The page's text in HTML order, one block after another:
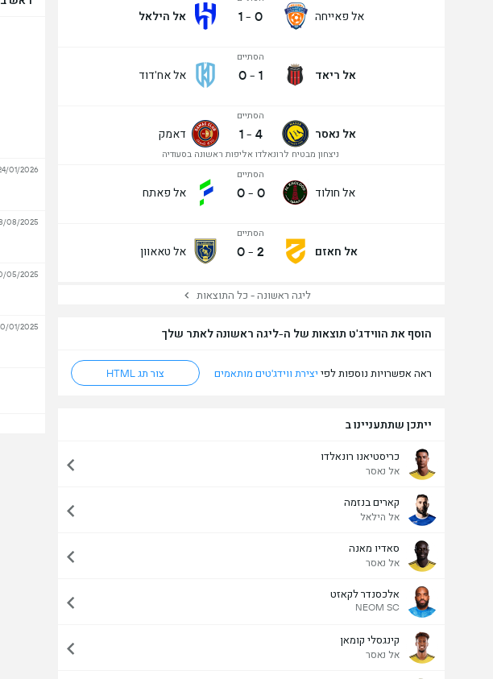
אל פאייחה 0
-
1 אל הילאל
אל ריאד
הסתיים
1
-
0 אל אח'דוד
אל נאסר
הסתיים
4
-
1
ניצחון מבטיח לרונאלדו אליפות ראשונה בסעודיה
דאמק
אל חולוד
הסתיים
0
-
0 אל פאתח
אל חאזם
הסתיים
2
-
0 אל טאאוון
ליגה ראשונה - כל התוצאות
הוסף את הווידג'ט תוצאות של ה-ליגה ראשונה לאתר שלך
ראה אפשרויות נוספות לפי יצירת ווידג'טים מותאמים צור תג HTML
ייתכן שתתעניינו ב
כריסטיאנו רונאלדו
אל נאסר
קארים בנזמה
אל הילאל
סאדיו מאנה
אל נאסר
אלכסנדר לקאזט
NEOM SC
קינגסלי קומאן
אל נאסר
01/2026
08/2025
05/2025
01/2025